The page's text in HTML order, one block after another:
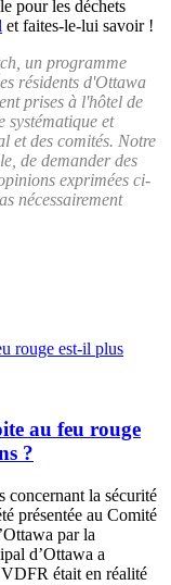
pour les déchets
et faites-le-lui savoir !
un programme
résidents d'Ottawa
prises à l'hôtel de
systématique et
et des comités. Notre
de demander des
exprimées ci-
nécessairement
au feu rouge
?
concernant la sécurité
présentée au Comité
par la
d’Ottawa a
était en réalité